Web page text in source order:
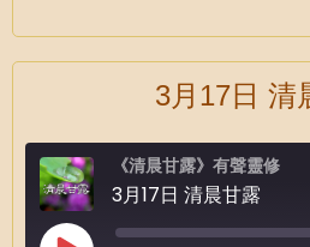
3月17日 清
《清晨甘露》有聲靈修
3月17日 清晨甘露